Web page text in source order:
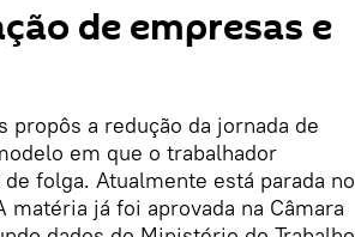
de empresas e
propôs a redução da jornada de
em que o trabalhador
folga. Atualmente está parada no
matéria já foi aprovada na Câmara